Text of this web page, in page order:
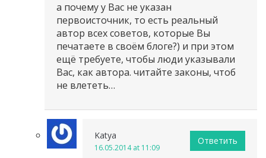
а почему у Вас не указан
первоисточник, то есть реальный
автор всех советов, которые Вы
печатаете в своём блоге?) и при этом
ещё требуете, чтобы люди указывали
Вас, как автора. читайте законы, чтоб
не влететь…
Katya
16.05.2014 at 11:09
Ответить